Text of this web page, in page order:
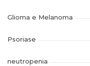
Glioma e Melanoma
Psoriase
neutropenia